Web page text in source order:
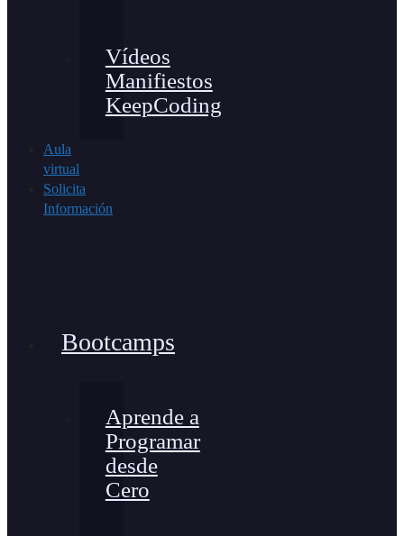
Vídeos
Manifiestos
KeepCoding
Aula
virtual
Solicita
Información
Bootcamps
Aprende a
Programar
desde
Cero